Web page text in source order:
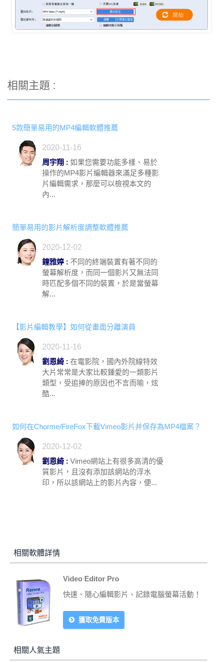
相關主題 :
5款簡單易用的MP4編輯軟體推薦
2020-11-16
周宇翔 : 如果您需要功能多樣、易於
操作的MP4影片編輯器來滿足多種影
片編輯需求，那麼可以檢視本文的
內...
簡單易用的影片解析度調整軟體推薦
2020-12-02
鐘雅婷 : 不同的終端裝置有著不同的
螢幕解析度，而同一個影片又無法同
時匹配多個不同的裝置，於是當螢幕
解...
【影片編輯教學】如何從畫面分離演員
2020-11-16
劉恩綺 : 在電影院，國內外院線特效
大片常常是大家比較鍾愛的一類影片
類型，受追捧的原因也不言而喻，炫
酷...
如何在Chorme/FireFox下載Vimeo影片并保存為MP4檔案？
2020-12-02
劉恩綺 : Vimeo網站上有很多高清的優
質影片，且沒有添加該網站的浮水
印，所以該網站上的影片內容，便...
相關軟體詳情
Video Editor Pro
快速、隨心編輯影片、記錄電腦螢幕活動！
獲取免費版本
相關人氣主題